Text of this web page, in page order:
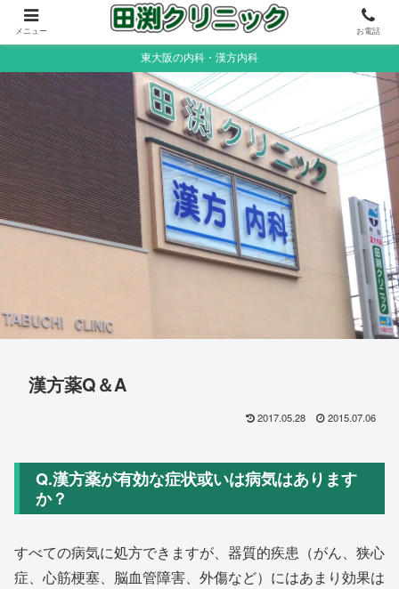
東大阪の内科・漢方内科
漢方薬Q＆A
2017.05.28 2015.07.06
Q.漢方薬が有効な症状或いは病気はあります
か？
すべての病気に処方できますが、器質的疾患（がん、狭心
症、 心筋梗塞、脳血管障害、外傷など） にはあまり効果は
メニュー お電話